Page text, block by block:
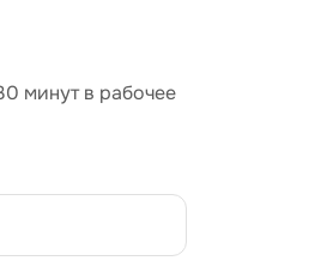
минут в рабочее